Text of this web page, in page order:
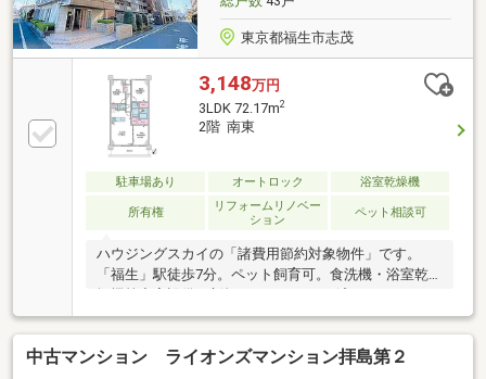
東京都福生市志茂
3,148万円
3LDK 72.17m2
2階 南東
駐車場あり オートロック 浴室乾燥機
所有権
リフォームリノベー
ション
ペット相談可
ハウジングスカイの「諸費用節約対象物件」です。
「福生」駅徒歩7分。ペット飼育可。食洗機・浴室乾
中古マンション ライオンズマンション拝島第２